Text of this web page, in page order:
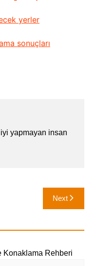
yerler
sonuçları
yapmayan insan
Next